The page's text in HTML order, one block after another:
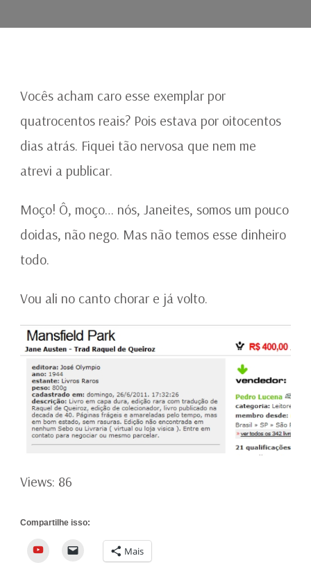
RARO
Vocês acham caro esse exemplar por
quatrocentos reais? Pois estava por oitocentos
dias atrás. Fiquei tão nervosa que nem me
atrevi a publicar.
Moço! Ô, moço… nós, Janeites, somos um pouco
doidas, não nego. Mas não temos esse dinheiro
todo.
Vou ali no canto chorar e já volto.
Views: 86
Compartilhe isso:
YouTube Mais